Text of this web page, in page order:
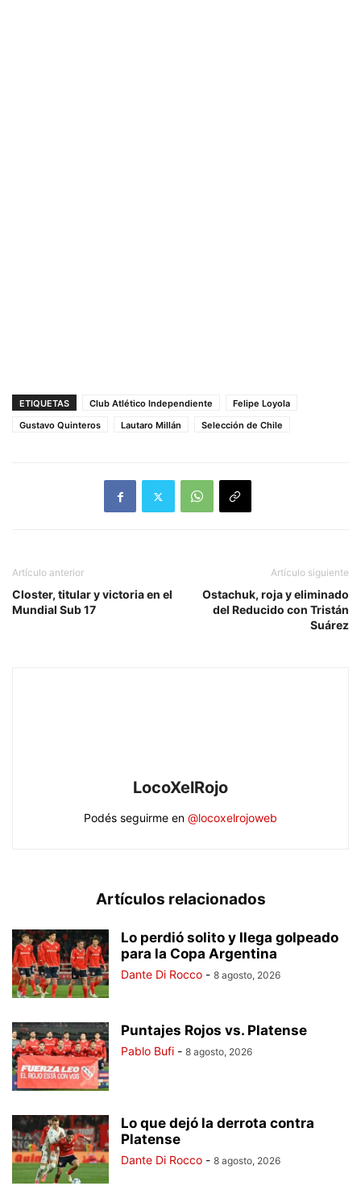
ETIQUETAS Club Atlético Independiente
Felipe Loyola
Gustavo Quinteros
Lautaro Millán Selección de Chile
Artículo anterior
Closter, titular y victoria en el
Mundial Sub 17
Artículo siguiente
Ostachuk, roja y eliminado
del Reducido con Tristán
Suárez
LocoXelRojo
Podés seguirme en @locoxelrojoweb
Artículos relacionados
Lo perdió solito y llega golpeado
para la Copa Argentina
Dante Di Rocco - 8 agosto, 2026
Puntajes Rojos vs. Platense
Pablo Bufi - 8 agosto, 2026
Lo que dejó la derrota contra
Platense
Dante Di Rocco - 8 agosto, 2026